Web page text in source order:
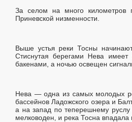
За селом на много километров
Приневской низменности.
Выше устья реки Тосны
Стиснутая берегами Нева
бакенами, а ночью освещен
Нева — одна из самых молодых
бассейнов Ладожского озера и
а на запад по теперешнему
мелководен, и река Тосна впадала